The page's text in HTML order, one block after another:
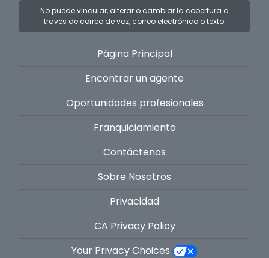
No puede vincular, alterar o cambiar la cobertura a
través de correo de voz, correo electrónico o texto.
Página Principal
Encontrar un agente
Oportunidades profesionales
Franquiciamiento
Contáctenos
Sobre Nosotros
Privacidad
CA Privacy Policy
Your Privacy Choices